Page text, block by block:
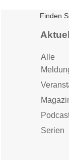
Finden
Alle
Serien